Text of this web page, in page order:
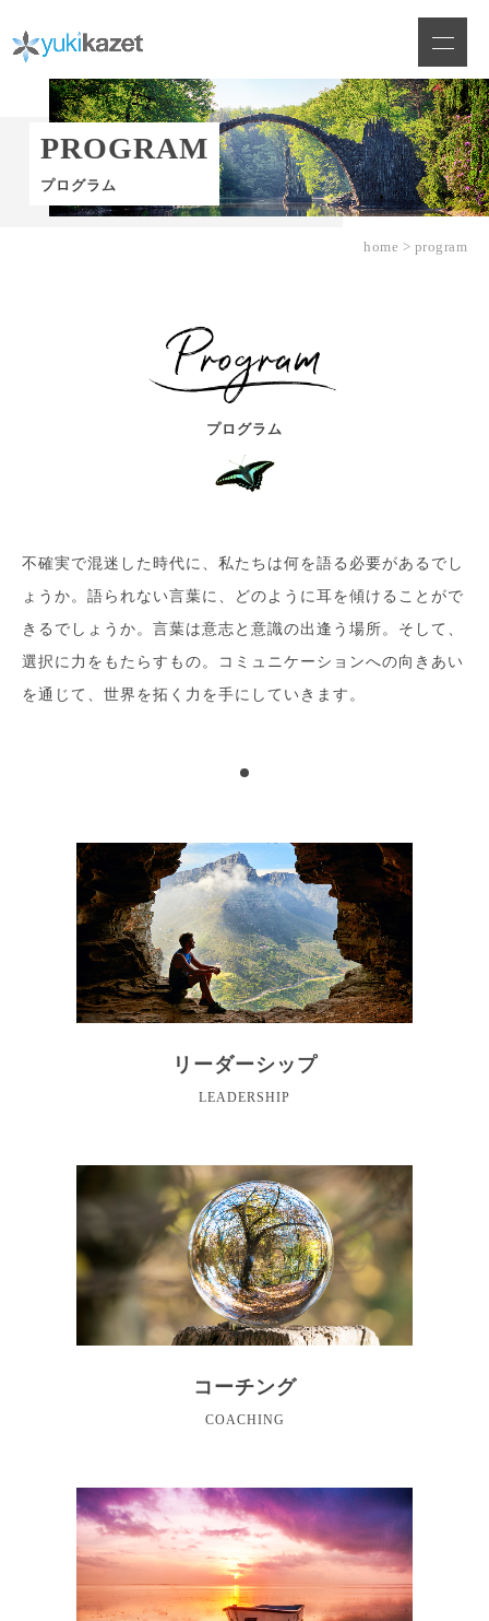
content
PROGRAM
プログラム
home > program
プログラム
不確実で混迷した時代に、私たちは何を語る必要があるでし
ょうか。語られない言葉に、どのように耳を傾けることがで
きるでしょうか。言葉は意志と意識の出逢う場所。そして、
選択に力をもたらすもの。コミュニケーションへの向きあい
を通じて、世界を拓く力を手にしていきます。
リーダーシップ
LEADERSHIP
コーチング
COACHING